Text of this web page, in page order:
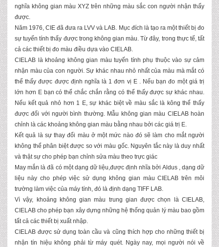
nghĩa không gian màu XYZ trên những màu sắc con người nhận thấy
được.
Năm 1976, CIE đã đưa ra LVV và LAB. Mục đích là tạo ra một thiết bị đo
sự tuyến tính thấy được trong không gian màu. Từ đây, trong thực tế, tất
cả các thiết bị đo màu điều dựa vào CIELAB.
CIELAB là khoảng không gian màu tuyến tính phụ thuộc vào sự cảm
nhận màu của con người. Sự khác nhau nhỏ nhất của màu mà mắt có
thể thấy được được định nghĩa là 1 đơn vị E . Nếu bạn đo một giá trị
lớn hơn E bạn có thể chắc chắn rằng có thể thấy được sự khác nhau.
Nếu kết quả nhỏ hơn 1 E, sự khác biệt về màu sắc là kông thể thấy
được đối với người bình thường. Mẫu không gian màu CIELAB hoàn
chỉnh là các khoảng không gian màu bằng nhau bởi các giá trị E.
Kết quả là sự thay đổi màu ở một mức nào đó sẽ làm cho mắt người
không thể phân biệt được so với màu gốc. Nguyên tắc này là duy nhất
và thật sự cho phép bạn chỉnh sửa màu theo trực giác
May mắn là đã có một dạng dữ liệu,được định nhĩa bởi Aldus , dạng dữ
liệu này cho phép việc sử dụng không gian màu CIELAB trên môi
trường làm việc của máy tính, đó là định dạng TIFF LAB.
Vì vậy, khoảng không gian màu trung gian được chọn là CIELAB,
CIELAB cho phép bạn xây dựng những hệ thống quản lý màu bao gồm
tất cả các thiết bị xuất nhập.
CIELAB được sử dụng toàn cầu và cũng thích hợp cho những thiết bị
nhận tín hiệu không phải từ máy quét. Ngày nay, mọi người nói về